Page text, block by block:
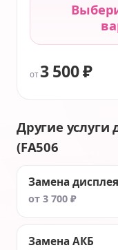
от 3 500 ₽
Другие услуги
(FA506
Замена дисплея
от 3 700 ₽
Замена АКБ